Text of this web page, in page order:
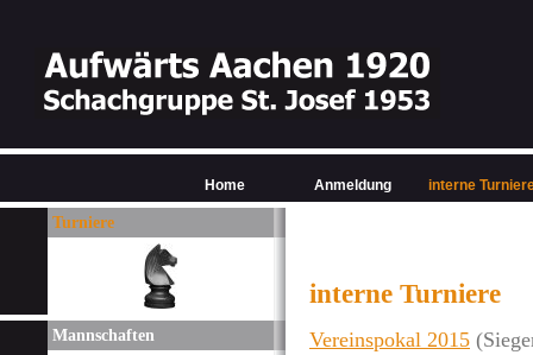
Turniere
Mannschaften
interne Turniere
Vereinspokal 2015
Home Anmeldung interne